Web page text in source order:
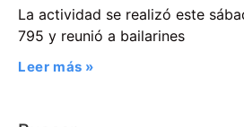
La actividad se realizó este
795 y reunió a bailarines
Leer más »